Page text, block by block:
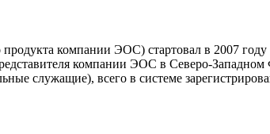
компании ЭОС) стартовал в 2007 году
компании ЭОС в Северо-Западном
служащие), всего в системе